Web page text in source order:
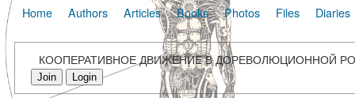
Home Authors Articles Books Photos Files Diaries
КООПЕРАТИВНОЕ ДВИЖЕНИЕ В ДОРЕВОЛЮЦИОННОЙ
Join Login